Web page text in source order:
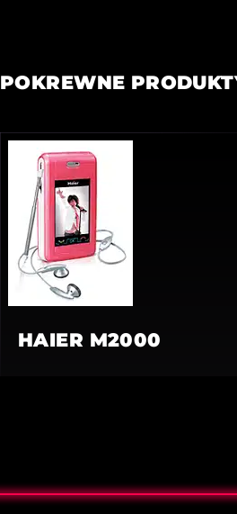
POKREWNE
HAIER M2000